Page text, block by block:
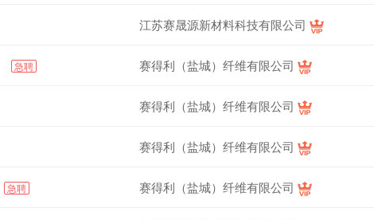
江苏赛晟源新材料科技有限公司
急聘 赛得利（盐城）纤维有限公司
赛得利（盐城）纤维有限公司
赛得利（盐城）纤维有限公司
急聘 赛得利（盐城）纤维有限公司